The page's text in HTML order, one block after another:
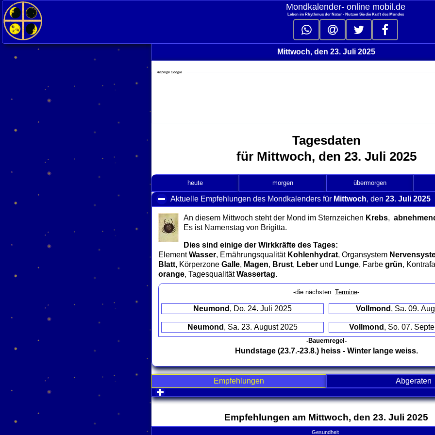
Mondkalender‑ online mobil.de
Leben im Rhythmus der Natur - Nutzen Sie die Kraft des Mondes
Mittwoch, den 23. Juli 2025
Anzeige Google
Tagesdaten
für Mittwoch, den 23. Juli 2025
heute morgen übermorgen
Aktuelle Empfehlungen des Mondkalenders für Mittwoch, den23. Juli 2025
An diesem Mittwoch steht der Mond im Sternzeichen Krebs,
Es ist Namenstag von Brigitta.
Dies sind einige der Wirkkräfte des Tages:
ElementWasser, Ernährungsqualität Kohlenhydrat, Organsystem
Blatt, Körperzone Galle, Magen, Brust, Leber und Lunge, Farbe grün,
orange, TagesqualitätWassertag.
-die nächsten Termine-
Neumond , Do. 24. Juli 2025 Vollmond , Sa. 09.
Neumond , Sa. 23. August 2025 Vollmond , So. 07.
-Bauernregel-
Hundstage (23.7.-23.8.) heiss - Winter lange weiss.
Empfehlungen
Abgeraten
click to expand contents
Empfehlungen am Mittwoch, den 23. Juli 2025
Gesundheit